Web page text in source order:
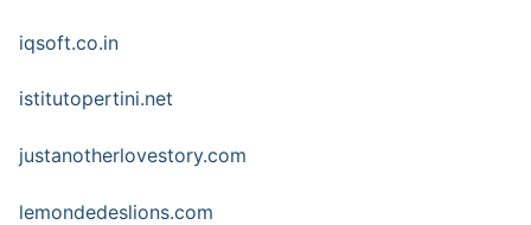
iqsoft.co.in
istitutopertini.net
justanotherlovestory.com
lemondedeslions.com